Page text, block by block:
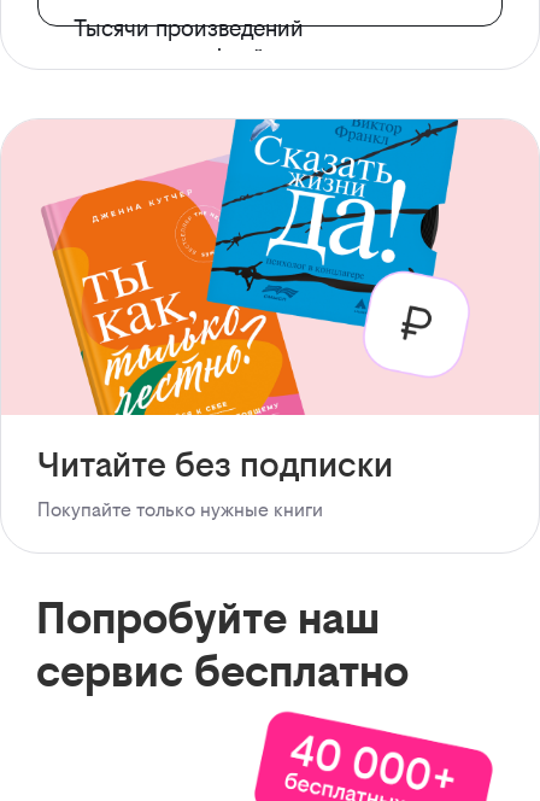
Тысячи произведений
с доступом офлайн
Читайте без подписки
Покупайте только нужные книги
Попробуйте наш
сервис бесплатно